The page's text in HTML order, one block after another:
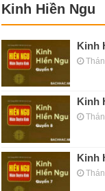
Kinh Hiền Ngu
Kinh
Kinh
Kinh